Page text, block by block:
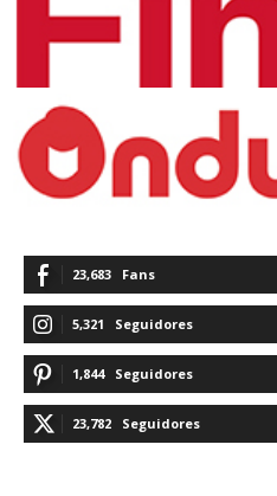
23,683 Fans
5,321 Seguidores
1,844 Seguidores
23,782 Seguidores